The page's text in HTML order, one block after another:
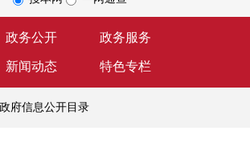
政务公开 政务服务
新闻动态 特色专栏
府信息公开目录